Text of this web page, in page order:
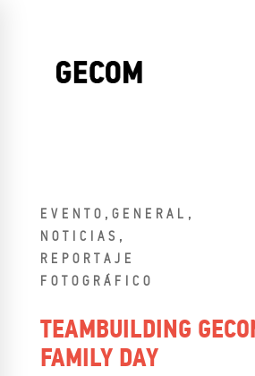
EVENTO , GENERAL ,
NOTICIAS ,
REPORTAJE
FOTOGRÁFICO
TEAMBUILDING
FAMILY DAY